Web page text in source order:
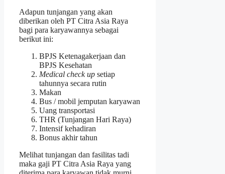
Adapun tunjangan yang akan
diberikan oleh PT Citra Asia Raya
bagi para karyawannya sebagai
berikut ini:
BPJS Ketenagakerjaan dan
BPJS Kesehatan
Medical check up setiap
tahunnya secara rutin
Makan
Bus / mobil jemputan karyawan
Uang transportasi
THR (Tunjangan Hari Raya)
Intensif kehadiran
Bonus akhir tahun
Melihat tunjangan dan fasilitas tadi
maka gaji PT Citra Asia Raya yang